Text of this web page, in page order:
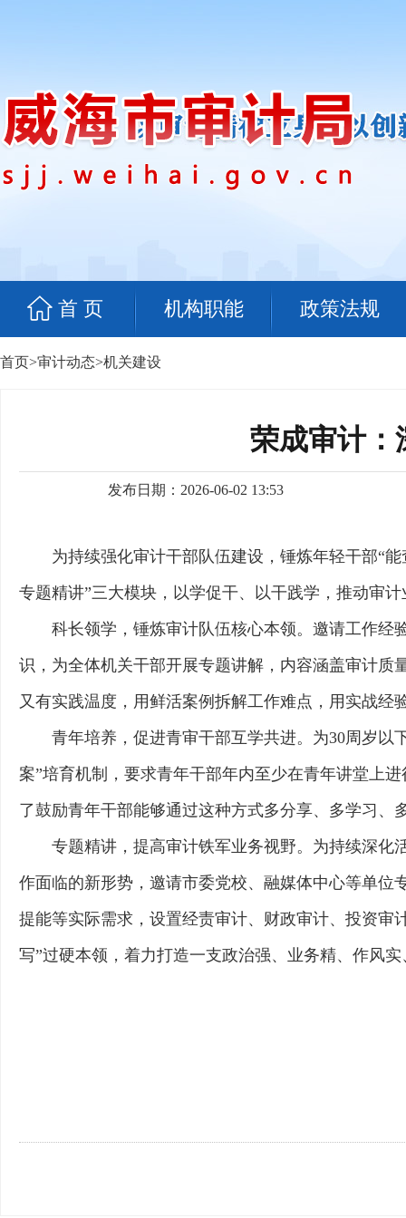
首 页 机构职能 政策法规
首页>审计动态>机关建设
荣成审计：
发布日期：2026-06-02 13:53
为持续强化审计干部队伍建设，锤炼年轻干部“
专题精讲”三大模块，以学促干、以干践学，推动审
科长领学，锤炼审计队伍核心本领。邀请工作经
识，为全体机关干部开展专题讲解，内容涵盖审计质
又有实践温度，用鲜活案例拆解工作难点，用实战
青年培养，促进青审干部互学共进。为30周岁以
案”培育机制，要求青年干部年内至少在青年讲堂上
了鼓励青年干部能够通过这种方式多分享、多学习
专题精讲，提高审计铁军业务视野。为持续深化
作面临的新形势，邀请市委党校、融媒体中心等单
提能等实际需求，设置经责审计、财政审计、投资审
写”过硬本领，着力打造一支政治强、业务精、作